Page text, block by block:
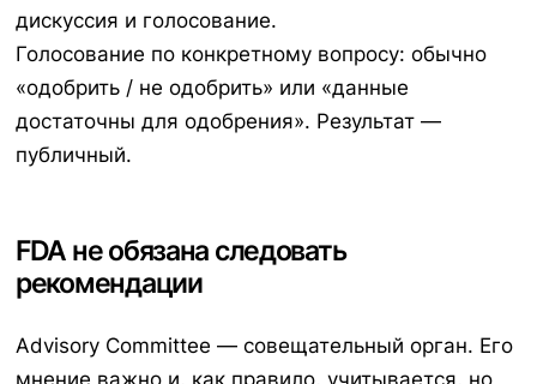
дискуссия и голосование.
Голосование по конкретному вопросу: обычно
«одобрить / не одобрить» или «данные
достаточны для одобрения». Результат —
публичный.
FDA не обязана следовать
рекомендации
Advisory Committee — совещательный орган. Его
мнение важно и, как правило, учитывается, но